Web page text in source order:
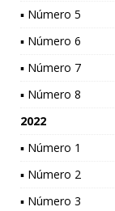
▪ Número 5
▪ Número 6
▪ Número 7
▪ Número 8
2022
▪ Número 1
▪ Número 2
▪ Número 3